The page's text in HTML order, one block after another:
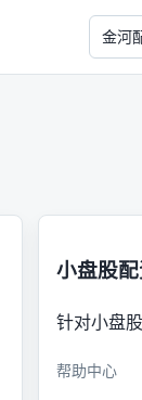
金河
小盘股
针对小盘
帮助中心